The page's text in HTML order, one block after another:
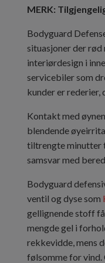
MERK:
Bodyguard
situasjoner der rød
interiørdesign i
servicebiler som
kunder er rederier,
Kontakt med
blendende
tiltrengte minutter
samsvar med
Bodyguard
ventil og dyse som
gellignende stoff
mengde gel i
rekkevidde, mens
følsomme for vind.